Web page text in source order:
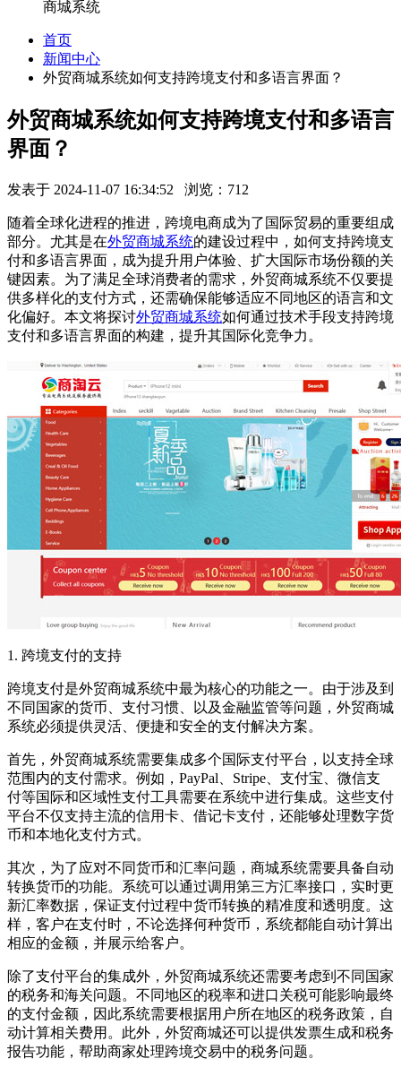
商城系统
首页
新闻中心
外贸商城系统如何支持跨境支付和多语言界面？
外贸商城系统如何支持跨境支付和多语言
界面？
发表于 2024-11-07 16:34:52 浏览：712
随着全球化进程的推进，跨境电商成为了国际贸易的重要组成
部分。尤其是在外贸商城系统的建设过程中，如何支持跨境支
付和多语言界面，成为提升用户体验、扩大国际市场份额的关
键因素。为了满足全球消费者的需求，外贸商城系统不仅要提
供多样化的支付方式，还需确保能够适应不同地区的语言和文
化偏好。本文将探讨外贸商城系统如何通过技术手段支持跨境
支付和多语言界面的构建，提升其国际化竞争力。
1. 跨境支付的支持
跨境支付是外贸商城系统中最为核心的功能之一。由于涉及到
不同国家的货币、支付习惯、以及金融监管等问题，外贸商城
系统必须提供灵活、便捷和安全的支付解决方案。
首先，外贸商城系统需要集成多个国际支付平台，以支持全球
范围内的支付需求。例如， PayPal Stripe 、支付宝、微信支
付等国际和区域性支付工具需要在系统中进行集成。这些支付
平台不仅支持主流的信用卡、借记卡支付，还能够处理数字货
币和本地化支付方式。
其次，为了应对不同货币和汇率问题，商城系统需要具备自动
转换货币的功能。系统可以通过调用第三方汇率接口，实时更
新汇率数据，保证支付过程中货币转换的精准度和透明度。这
样，客户在支付时，不论选择何种货币，系统都能自动计算出
相应的金额，并展示给客户。
除了支付平台的集成外，外贸商城系统还需要考虑到不同国家
的税务和海关问题。不同地区的税率和进口关税可能影响最终
的支付金额，因此系统需要根据用户所在地区的税务政策，自
动计算相关费用。此外，外贸商城还可以提供发票生成和税务
报告功能，帮助商家处理跨境交易中的税务问题。